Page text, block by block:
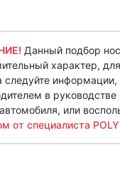
Данный подбор
характер,
следуйте информации,
в руководстве
или
от специалиста